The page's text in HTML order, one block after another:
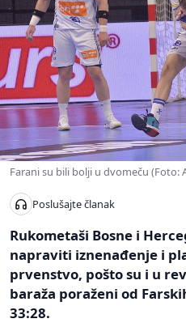
Farani su bili bolji u dvomeču (Foto:
Poslušajte članak
Rukometaši Bosne i
napraviti iznenađenje i
prvenstvo, pošto su i u
baraža poraženi od
33:28.